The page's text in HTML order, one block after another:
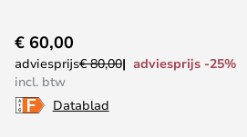
naar
het
begin
van
€ 60,00
adviesprijs€ 80,00
adviesprijs -25%
incl. btw
Datablad